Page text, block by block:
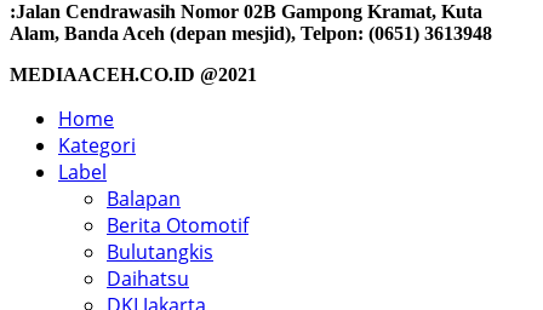
:Jalan Cendrawasih Nomor 02B Gampong Kramat, Kuta
Alam, Banda Aceh (depan mesjid), Telpon: (0651) 3613948
MEDIAACEH.CO.ID @2021
Home
Kategori
Label
Balapan
Berita Otomotif
Bulutangkis
Daihatsu